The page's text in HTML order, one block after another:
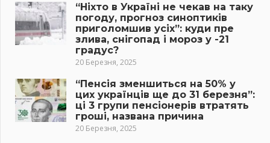
“Ніхто в Україні не чекав на таку
погоду, прогноз синоптиків
приголомшив усіх”: куди пре
злива, снігопад і мороз у -21
градус?
20 Березня, 2025
“Пенсія зменшиться на 50% у
цих українців ще до 31 березня”:
ці 3 групи пенсіонерів втратять
гроші, названа причина
20 Березня, 2025